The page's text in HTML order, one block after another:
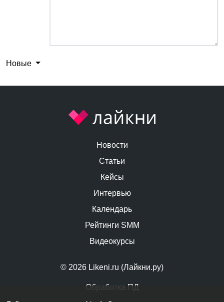
Новые
© 2026 Likeni.ru (Лайкни.ру)
Обработка ПД
Новости
Статьи
Кейсы
Интервью
Календарь
Рейтинги SMM
Видеокурсы